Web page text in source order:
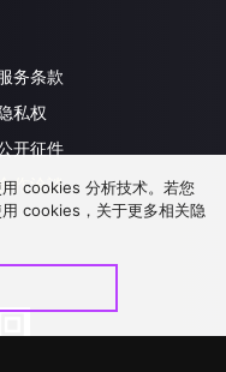
务条款
私权
开征件
作洽談
cookies 分析技术。若您
cookies，关于更多相关隐